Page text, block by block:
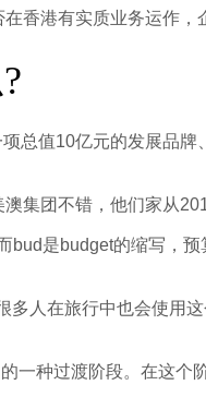
香港有实质业务运作
总值10亿元的发展品
集团不错，他们家从
bud是budget的缩写，
人在旅行中也会使用
一种过渡阶段。在这